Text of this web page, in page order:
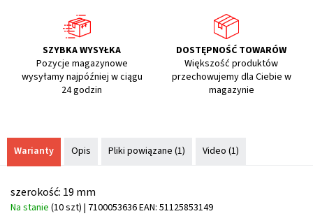
SZYBKA WYSYŁKA
Pozycje magazynowe
wysyłamy najpóźniej w ciągu
24 godzin
DOSTĘPNOŚĆ TOWARÓW
Większość produktów
przechowujemy dla Ciebie w
magazynie
Warianty Opis Pliki powiązane (1) Video (1)
szerokość: 19 mm
Na stanie (10 szt) | 7100053636EAN: 51125853149